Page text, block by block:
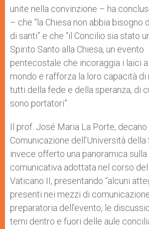
unite nella convinzione – ha
– che “la Chiesa non abbia bisogno
di santi” e che “il Concilio sia stato
Spirito Santo alla Chiesa, un evento
pentecostale che incoraggia i laici a
mondo e rafforza la loro capacità di
tutti della fede e della speranza, di
sono portatori”.
Il prof. José Maria La Porte,
Comunicazione dell’Università della
invece offerto una panoramica sulla
comunicativa adottata nel corso
Vaticano II, presentando “alcuni
presenti nei mezzi di
preparatoria dell’evento, le
temi dentro e fuori delle aule